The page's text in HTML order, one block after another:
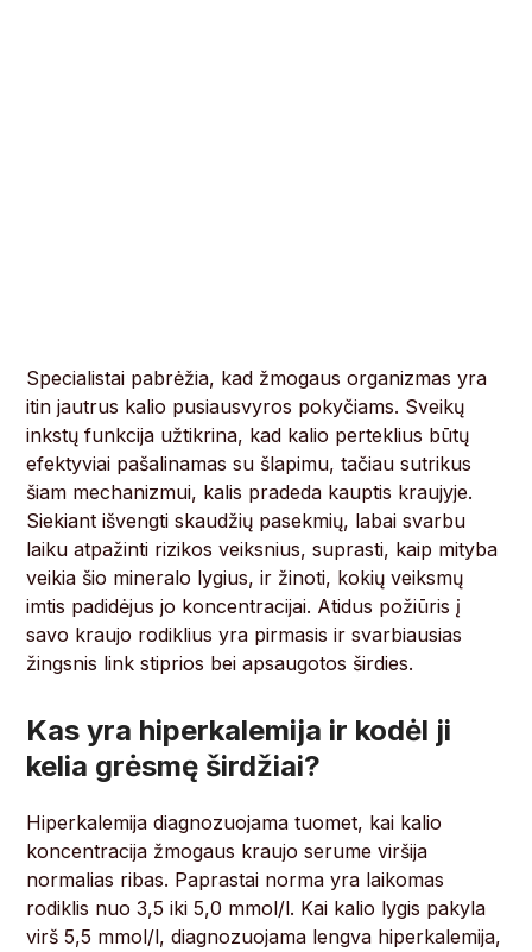
Specialistai pabrėžia, kad žmogaus organizmas yra
itin jautrus kalio pusiausvyros pokyčiams. Sveikų
inkstų funkcija užtikrina, kad kalio perteklius būtų
efektyviai pašalinamas su šlapimu, tačiau sutrikus
šiam mechanizmui, kalis pradeda kauptis kraujyje.
Siekiant išvengti skaudžių pasekmių, labai svarbu
laiku atpažinti rizikos veiksnius, suprasti, kaip mityba
veikia šio mineralo lygius, ir žinoti, kokių veiksmų
imtis padidėjus jo koncentracijai. Atidus požiūris į
savo kraujo rodiklius yra pirmasis ir svarbiausias
žingsnis link stiprios bei apsaugotos širdies.
Kas yra hiperkalemija ir kodėl ji
kelia grėsmę širdžiai?
Hiperkalemija diagnozuojama tuomet, kai kalio
koncentracija žmogaus kraujo serume viršija
normalias ribas. Paprastai norma yra laikomas
rodiklis nuo 3,5 iki 5,0 mmol/l. Kai kalio lygis pakyla
virš 5,5 mmol/l, diagnozuojama lengva hiperkalemija,